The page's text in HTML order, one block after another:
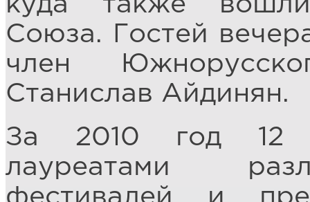
Союза. Гостей
член
Станислав Айдинян.
За 2010 год 12
лауреатами
фестивалей и